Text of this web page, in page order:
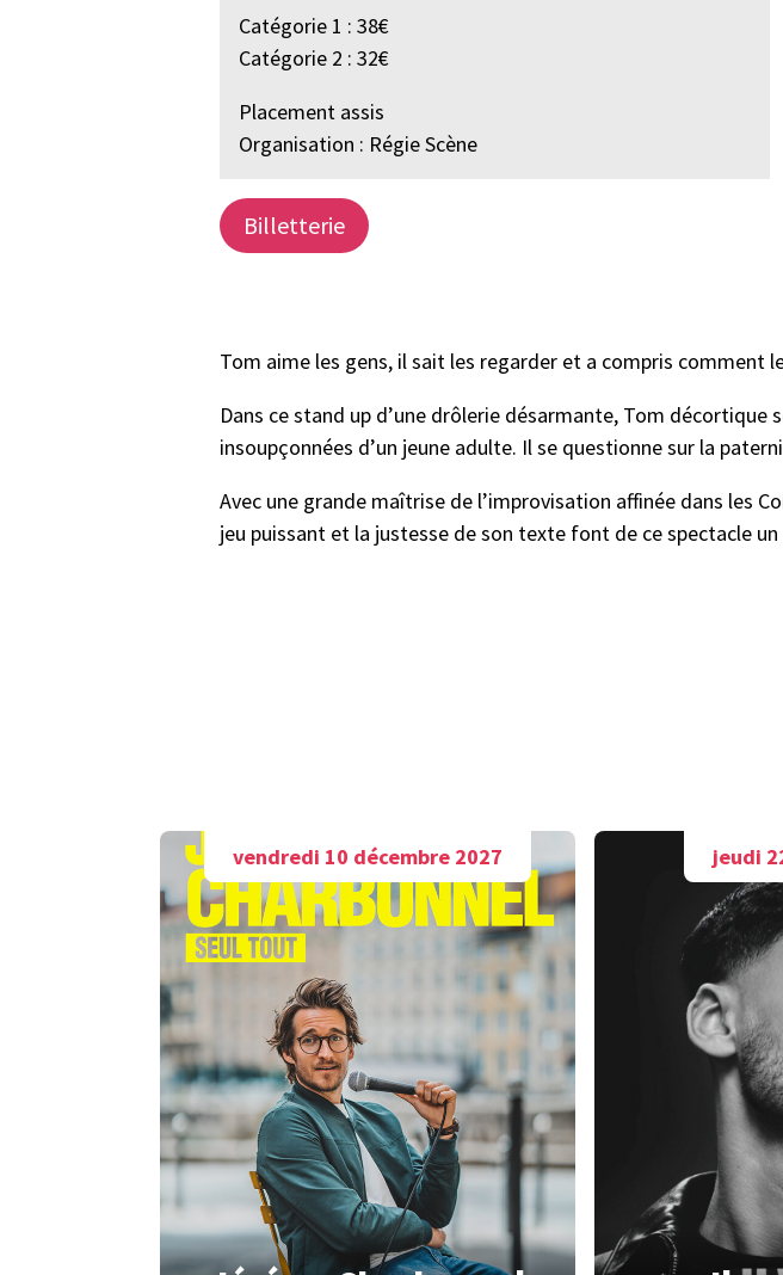
Catégorie 1 : 38€
Catégorie 2 : 32€
Placement assis
Organisation : Régie Scène
Billetterie
Tom aime les gens, il sait les regarder et a compris comment
Dans ce stand up d’une drôlerie désarmante, Tom décortique
insoupçonnées d’un jeune adulte. Il se questionne sur la
Avec une grande maîtrise de l’improvisation affinée dans les
jeu puissant et la justesse de son texte font de ce spectacle
vendredi 10 décembre 2027 jeudi